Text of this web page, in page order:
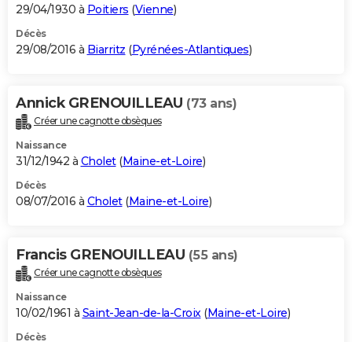
29/04/1930 à Poitiers (Vienne)
Décès
29/08/2016 à Biarritz (Pyrénées-Atlantiques)
Annick GRENOUILLEAU (73 ans)
Créer une cagnotte obsèques
Naissance
31/12/1942 à Cholet(Maine-et-Loire)
Décès
08/07/2016 à Cholet(Maine-et-Loire)
Francis GRENOUILLEAU (55 ans)
Créer une cagnotte obsèques
Naissance
10/02/1961 à Saint-Jean-de-la-Croix (Maine-et-Loire)
Décès